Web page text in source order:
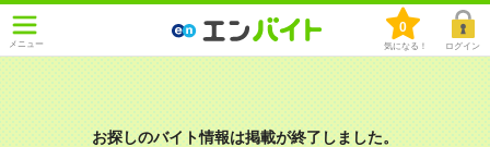
メニュー
0
気になる！ ログイン
お探しのバイト情報は掲載が終了しました。